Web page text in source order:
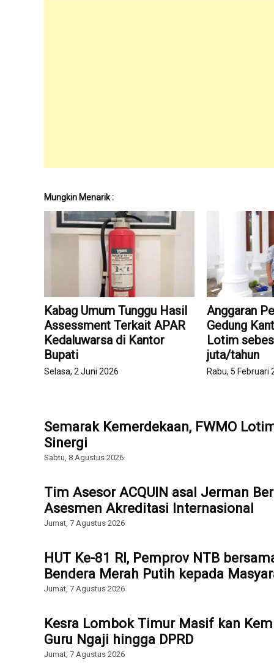
Mungkin Menarik :
Kabag Umum Tunggu Hasil
Assessment Terkait APAR
Kedaluwarsa di Kantor
Bupati
Selasa, 2 Juni 2026
Anggaran
Gedung
Lotim
juta/tahun
Rabu, 5 Februari
Semarak Kemerdekaan, FWMO
Sinergi
Sabtu, 8 Agustus 2026
Tim Asesor ACQUIN asal Jerman
Asesmen Akreditasi Internasional
Jumat, 7 Agustus 2026
HUT Ke-81 RI, Pemprov NTB
Bendera Merah Putih kepada
Jumat, 7 Agustus 2026
Kesra Lombok Timur Masif kan
Guru Ngaji hingga DPRD
Jumat, 7 Agustus 2026